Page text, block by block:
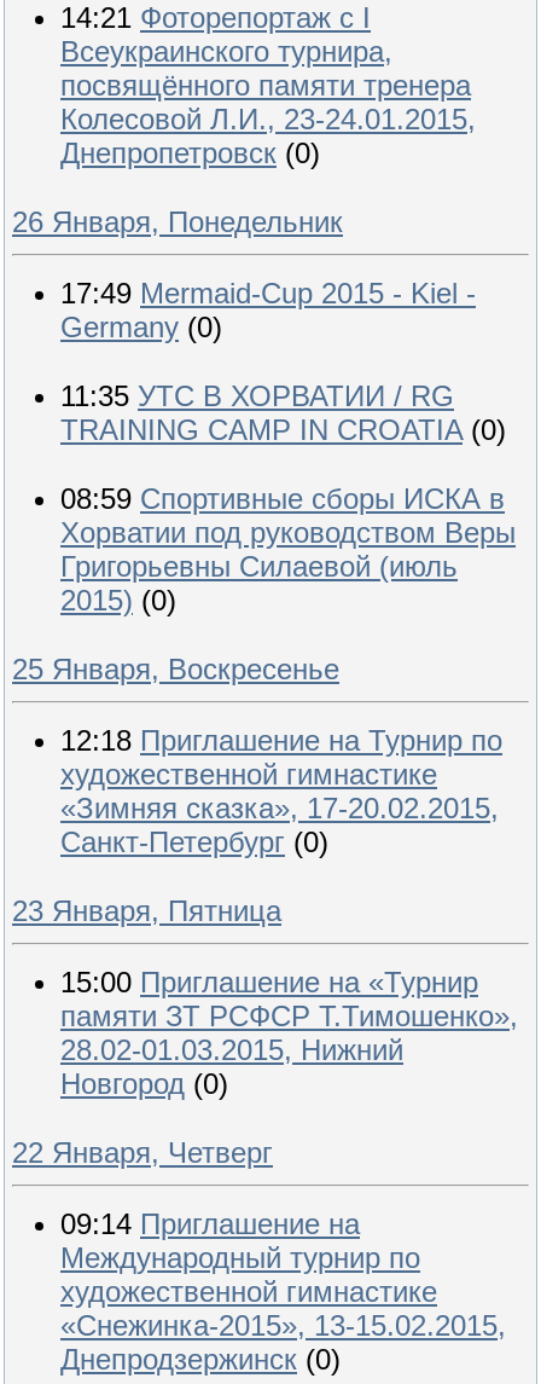
14:21 Фоторепортаж с I
Всеукраинского турнира,
посвящённого памяти тренера
Колесовой Л.И., 23-24.01.2015,
Днепропетровск (0)
26 Января, Понедельник
17:49 Mermaid-Cup 2015 - Kiel -
Germany (0)
11:35 УТС В ХОРВАТИИ / RG
TRAINING CAMP IN CROATIA (0)
08:59 Спортивные сборы ИСКА в
Хорватии под руководством Веры
Григорьевны Силаевой (июль
2015) (0)
25 Января, Воскресенье
12:18 Приглашение на Турнир по
художественной гимнастике
«Зимняя сказка», 17-20.02.2015,
Санкт-Петербург (0)
23 Января, Пятница
15:00 Приглашение на «Турнир
памяти ЗТ РСФСР Т.Тимошенко»,
28.02-01.03.2015, Нижний
Новгород (0)
22 Января, Четверг
09:14 Приглашение на
Международный турнир по
художественной гимнастике
«Снежинка-2015», 13-15.02.2015,
Днепродзержинск (0)